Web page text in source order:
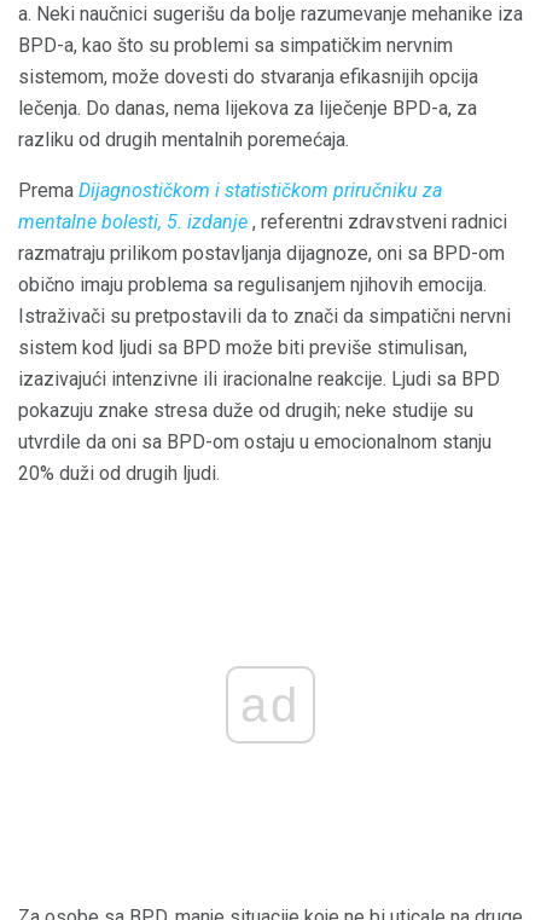
a. Neki naučnici sugerišu da bolje razumevanje mehanike iza
BPD-a, kao što su problemi sa simpatičkim nervnim
sistemom, može dovesti do stvaranja efikasnijih opcija
lečenja. Do danas, nema lijekova za liječenje BPD-a, za
razliku od drugih mentalnih poremećaja.
Prema Dijagnostičkom i statističkom priručniku za
mentalne bolesti, 5. izdanje , referentni zdravstveni radnici
razmatraju prilikom postavljanja dijagnoze, oni sa BPD-om
obično imaju problema sa regulisanjem njihovih emocija.
Istraživači su pretpostavili da to znači da simpatični nervni
sistem kod ljudi sa BPD može biti previše stimulisan,
izazivajući intenzivne ili iracionalne reakcije. Ljudi sa BPD
pokazuju znake stresa duže od drugih; neke studije su
utvrdile da oni sa BPD-om ostaju u emocionalnom stanju
20% duži od drugih ljudi.
ad